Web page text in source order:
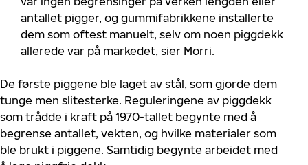
antallet pigger, og gummifabrikkene installerte
dem som oftest manuelt, selv om noen piggdekk
allerede var på markedet, sier Morri.
De første piggene ble laget av stål, som gjorde dem
tunge men slitesterke. Reguleringene av piggdekk
som trådde i kraft på 1970-tallet begynte med å
begrense antallet, vekten, og hvilke materialer som
ble brukt i piggene. Samtidig begynte arbeidet med